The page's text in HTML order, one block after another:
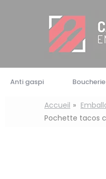
Anti gaspi
Accueil
Pochette tacos